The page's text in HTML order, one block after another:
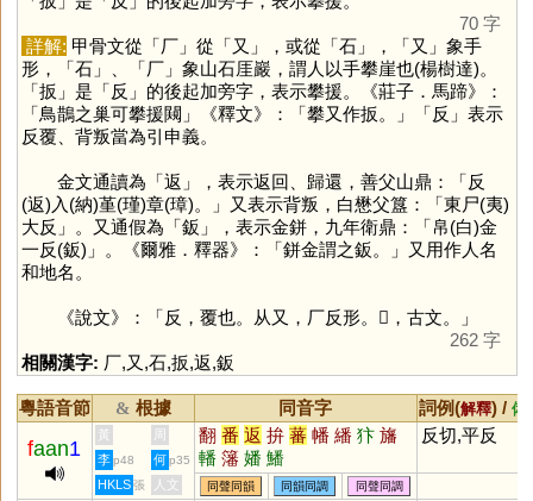
70 字
詳解: 甲骨文從「厂」從「又 」，或從「石」，「又 」象手
形，「石」、「厂」象山石厓巖，謂人以手攀崖也(楊樹達)。
「扳 」是「反 」的後起加旁字，表示攀援。《莊子．馬蹄》：
「鳥鵲之巢可攀援闚」《釋文》：「攀又作扳。」「反 」表示
反覆、背叛當為引申義。
金文通讀為「返 」，表示返回、歸還，善父山鼎：「反
(返)入(納)堇(瑾)章(璋)。」又表示背叛，白懋父簋：「東尸(夷)
大反」。又通假為「鈑 」，表示金鉼，九年衛鼎：「帛(白)金
一反(鈑)」。《爾雅．釋器》：「鉼金謂之鈑。」又用作人名
和地名。
《說文》：「反，覆也。从又，厂反形。𠬡，古文。」
262 字
相關漢字: 厂,又,石,扳,返,鈑
粵語音節 & 根據 同音字 詞例(解釋) / 備
faan1
黃 周 翻 番 返 拚 蕃 幡 繙 犿 旛
轓 籓 嬏 鱕
反切,平反
李 p48 何 p35
HKLS 張 人文 同聲同韻 同韻同調 同聲同調